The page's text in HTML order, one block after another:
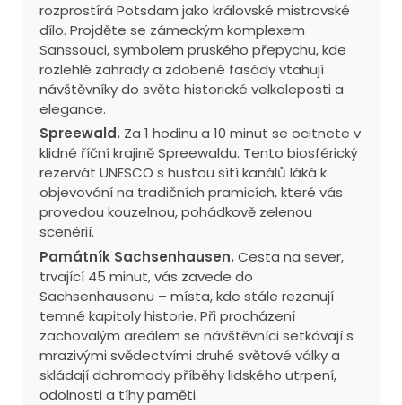
rozprostírá Potsdam jako královské mistrovské
dílo. Projděte se zámeckým komplexem
Sanssouci, symbolem pruského přepychu, kde
rozlehlé zahrady a zdobené fasády vtahují
návštěvníky do světa historické velkoleposti a
elegance.
Spreewald. Za 1 hodinu a 10 minut se ocitnete v
klidné říční krajině Spreewaldu. Tento biosférický
rezervát UNESCO s hustou sítí kanálů láká k
objevování na tradičních pramicích, které vás
provedou kouzelnou, pohádkově zelenou
scenérií.
Památník Sachsenhausen. Cesta na sever,
trvající 45 minut, vás zavede do
Sachsenhausenu – místa, kde stále rezonují
temné kapitoly historie. Při procházení
zachovalým areálem se návštěvníci setkávají s
mrazivými svědectvími druhé světové války a
skládají dohromady příběhy lidského utrpení,
odolnosti a tíhy paměti.